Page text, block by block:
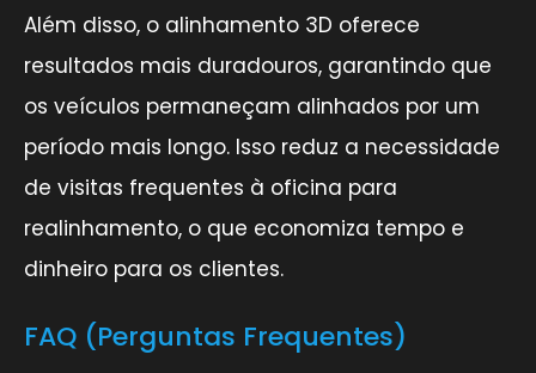
Além disso, o alinhamento 3D oferece
resultados mais duradouros, garantindo que
os veículos permaneçam alinhados por um
período mais longo. Isso reduz a necessidade
de visitas frequentes à oficina para
realinhamento, o que economiza tempo e
dinheiro para os clientes.
FAQ (Perguntas Frequentes)